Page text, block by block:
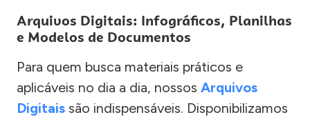
Arquivos Digitais: Infográficos, Planilhas
e Modelos de Documentos
Para quem busca materiais práticos e
aplicáveis no dia a dia, nossos Arquivos
Digitais são indispensáveis. Disponibilizamos